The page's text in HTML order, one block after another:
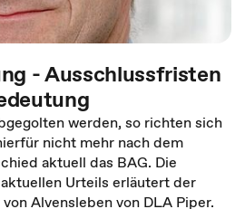
- Ausschlussfristen
werden, so richten sich
nicht mehr nach dem
aktuell das BAG. Die
Urteils erläutert der
Alvensleben von DLA Piper.